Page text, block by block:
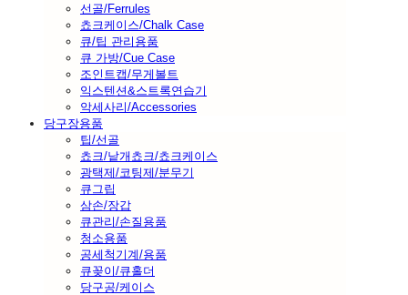
선골/Ferrules
쵸크케이스/Chalk Case
큐/팁 관리용품
큐 가방/Cue Case
조인트캡/무게볼트
익스텐션&스트록연습기
악세사리/Accessories
당구장용품
팁/선골
쵸크/낱개쵸크/쵸크케이스
광택제/코팅제/분무기
큐그립
삼손/장갑
큐관리/손질용품
청소용품
공세척기계/용품
큐꽂이/큐홀더
당구공/케이스